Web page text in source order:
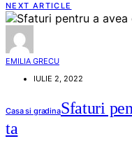
NEXT ARTICLE
EMILIA GRECU
IULIE 2, 2022
Casa si gradinaSfaturi
ta